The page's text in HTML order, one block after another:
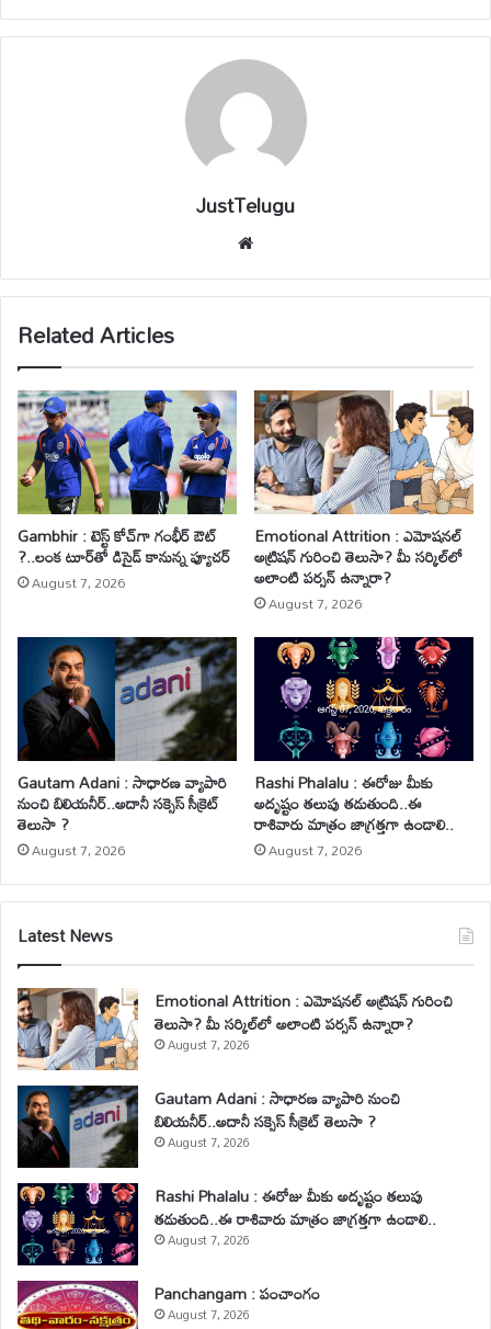
JustTelugu
bsi
te
Related Articles
Gambhir : టెస్ట్ కోచ్‌గా గంభీర్ ఔట్
?..లంక టూర్‌తో డిసైడ్ కానున్న ఫ్యూచర్
August 7, 2026
Emotional Attrition : ఎమోషనల్
అట్రిషన్ గురించి తెలుసా? మీ సర్కిల్‌లో
అలాంటి పర్సన్ ఉన్నారా?
August 7, 2026
Gautam Adani : సాధారణ వ్యాపారి
నుంచి బిలియనీర్..అదానీ సక్సెస్ సీక్రెట్
తెలుసా ?
August 7, 2026
Rashi Phalalu : ఈరోజు మీకు
అదృష్టం తలుపు తడుతుంది..ఈ
రాశివారు మాత్రం జాగ్రత్తగా ఉండాలి..
August 7, 2026
Latest News
Emotional Attrition : ఎమోషనల్ అట్రిషన్ గురించి
తెలుసా? మీ సర్కిల్‌లో అలాంటి పర్సన్ ఉన్నారా?
August 7, 2026
Gautam Adani : సాధారణ వ్యాపారి నుంచి
బిలియనీర్..అదానీ సక్సెస్ సీక్రెట్ తెలుసా ?
August 7, 2026
Rashi Phalalu : ఈరోజు మీకు అదృష్టం తలుపు
తడుతుంది..ఈ రాశివారు మాత్రం జాగ్రత్తగా ఉండాలి..
August 7, 2026
Panchangam : పంచాంగం
August 7, 2026